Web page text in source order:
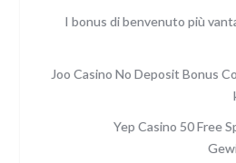
I bonus di benvenuto più
Joo Casino No Deposit Bonus
Yep Casino 50 Free